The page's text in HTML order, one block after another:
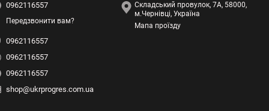
0962116557
Передзвонити вам?
0962116557
0962116557
0962116557
shop@ukrprogres.com.ua
Складський провулок, 7А, 58000,
м.Чернівці, Україна
Мапа проїзду